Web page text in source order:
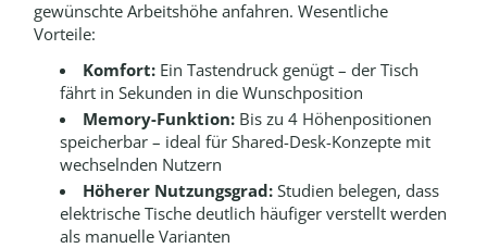
gewünschte Arbeitshöhe anfahren. Wesentliche
Vorteile:
Komfort: Ein Tastendruck genügt – der Tisch
fährt in Sekunden in die Wunschposition
Memory-Funktion: Bis zu 4 Höhenpositionen
speicherbar – ideal für Shared-Desk-Konzepte mit
wechselnden Nutzern
Höherer Nutzungsgrad: Studien belegen, dass
elektrische Tische deutlich häufiger verstellt werden
als manuelle Varianten